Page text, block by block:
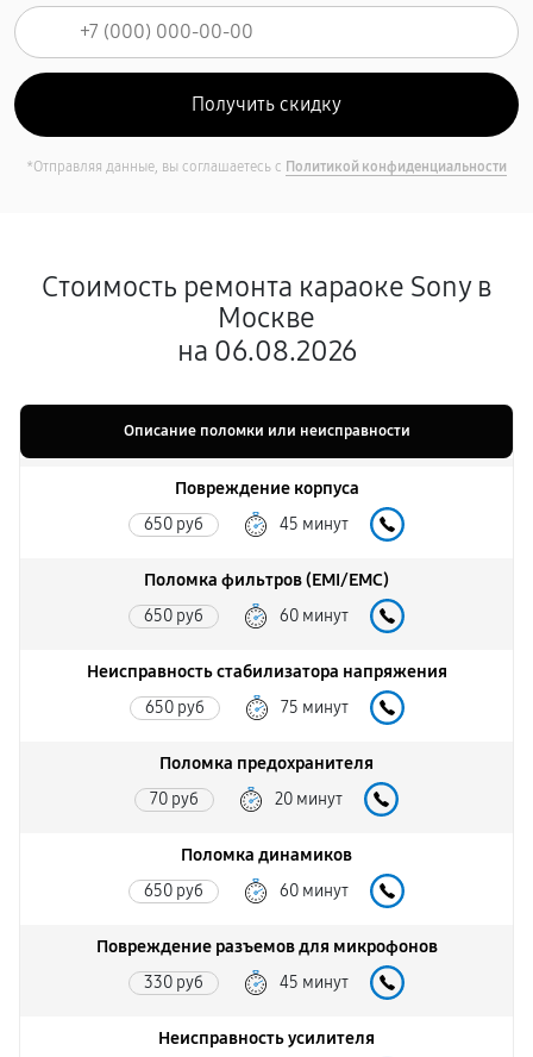
*Отправляя данные, вы соглашаетесь с Политикой конфиденциальности
Стоимость ремонта караоке Sony в
Москве
на 06.08.2026
Описание поломки или неисправности
Повреждение корпуса
650 руб 45 минут
Поломка фильтров (EMI/EMC)
650 руб 60 минут
Неисправность стабилизатора напряжения
650 руб 75 минут
Поломка предохранителя
70 руб 20 минут
Поломка динамиков
650 руб 60 минут
Повреждение разъемов для микрофонов
330 руб 45 минут
Неисправность усилителя